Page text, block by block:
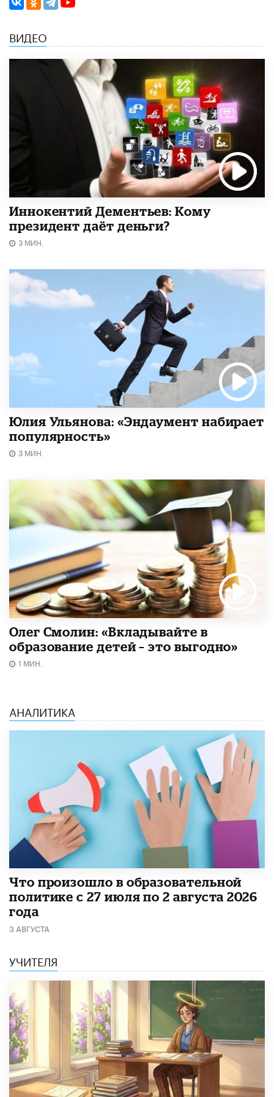
ВИДЕО
Иннокентий Дементьев: Кому
президент даёт деньги?
3 МИН.
Юлия Ульянова: «Эндаумент набирает
популярность»
3 МИН.
Олег Смолин: «Вкладывайте в
образование детей – это выгодно»
1 МИН.
АНАЛИТИКА
​Что произошло в образовательной
политике с 27 июля по 2 августа 2026
года
3 АВГУСТА
УЧИТЕЛЯ